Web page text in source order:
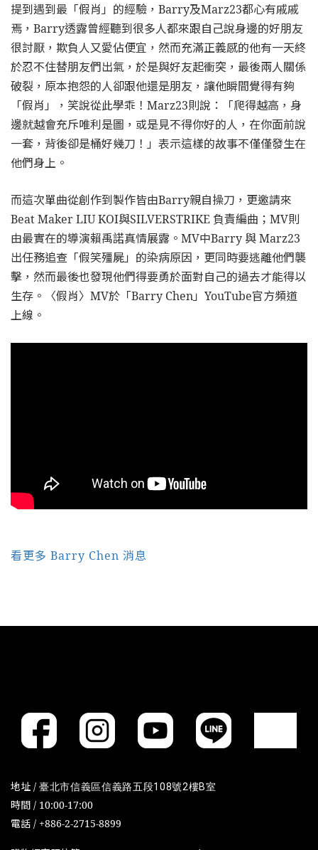
提到遇到最「假肖」的經驗，Barry及Marz23都心有戚戚
焉，Barry透露曾經聽到很多人都來跟自己說身邊的好朋友
很討厭，欺負人又愛佔便宜，然而充滿正義感的他有一天終
於忍不住替朋友們出氣，於是與好友起衝突，最後兩人關係
破裂，原本抱怨的人卻跟他還是朋友，讓他瞬間覺得有夠
「假肖」，笑說從此學乖！Marz23則說：「爬得越高，身
邊就越會充斥唯利是圖，或是見不得你好的人，在你面前說
一套，背後卻是桶好幾刀！」表示這樣的故事不僅僅發生在
他們身上。
而這次單曲從創作到製作皆由Barry親自操刀，更邀請來
Beat Maker LIU KOI與SILVERSTRIKE 負責編曲；MV則
由最實在的導演賴禹諾真情展露。MV中Barry 與 Marz23
出任務追查「假笑殭屍」的染病原因，更同時要逃離他們襲
擊，然而最後也發現他們得要勇於面對自己的過去才能得以
生存。〈假肖〉MV於「Barry Chen」YouTube官方頻道
上線。
看更多 Barry Chen 消息
地址 / 臺北市信義區信義路五段108號2樓B室
時間 / 10:00-17:00
電話 / +886-2-2715-8899